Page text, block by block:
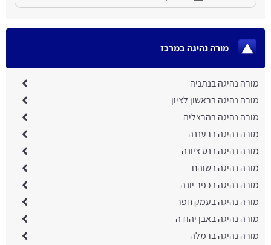
מורה נהיגה במרכז
מורה נהיגה בנתניה
מורה נהיגה בראשון לציון
מורה נהיגה בהרצליה
מורה נהיגה ברעננה
מורה נהיגה בנס ציונה
מורה נהיגה בשוהם
מורה נהיגה בכפר יונה
מורה נהיגה בעמק חפר
מורה נהיגה באבן יהודה
מורה נהיגה ברמלה